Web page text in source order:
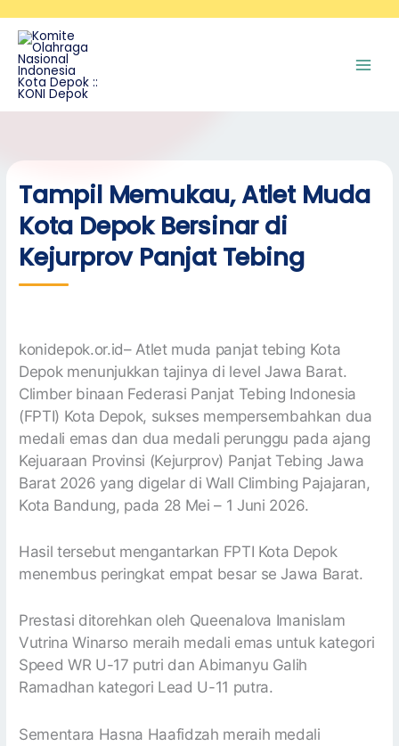
content
Tampil Memukau, Atlet Muda
Kota Depok Bersinar di
Kejurprov Panjat Tebing
konidepok.or.id– Atlet muda panjat tebing Kota
Depok menunjukkan tajinya di level Jawa Barat.
Climber binaan Federasi Panjat Tebing Indonesia
(FPTI) Kota Depok, sukses mempersembahkan dua
medali emas dan dua medali perunggu pada ajang
Kejuaraan Provinsi (Kejurprov) Panjat Tebing Jawa
Barat 2026 yang digelar di Wall Climbing Pajajaran,
Kota Bandung, pada 28 Mei – 1 Juni 2026.
Hasil tersebut mengantarkan FPTI Kota Depok
menembus peringkat empat besar se Jawa Barat.
Prestasi ditorehkan oleh Queenalova Imanislam
Vutrina Winarso meraih medali emas untuk kategori
Speed WR U-17 putri dan Abimanyu Galih
Ramadhan kategori Lead U-11 putra.
Sementara Hasna Haafidzah meraih medali
r
s
i
p